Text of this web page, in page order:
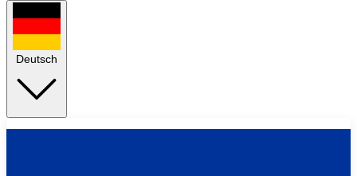
Deutsch